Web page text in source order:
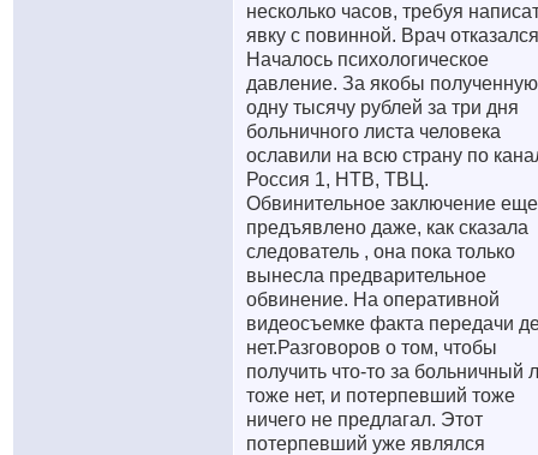
несколько часов, требуя
явку с повинной. Врач
Началось психологическое
давление. За якобы полученную
одну тысячу рублей за три дня
больничного листа человека
ославили на всю страну по
Россия 1, НТВ, ТВЦ.
Обвинительное заключение
предъявлено даже, как сказала
следователь , она пока только
вынесла предварительное
обвинение. На оперативной
видеосъемке факта передачи
нет.Разговоров о том, чтобы
получить что-то за больничный
тоже нет, и потерпевший тоже
ничего не предлагал. Этот
потерпевший уже являлся